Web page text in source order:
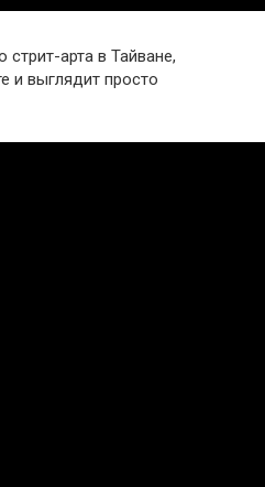
арта в Тайване,
и выглядит просто